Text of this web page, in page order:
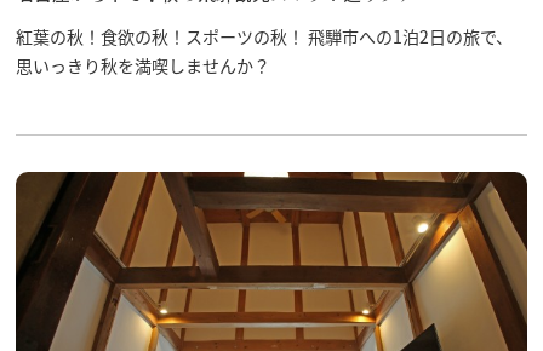
紅葉の秋！食欲の秋！スポーツの秋！ 飛騨市への1泊2日の旅で、
思いっきり秋を満喫しませんか？